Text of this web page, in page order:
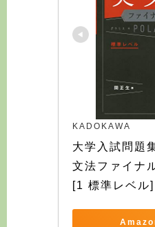
KADOKAWA
大学入試問題
文法ファイナ
[1 標準レベル]